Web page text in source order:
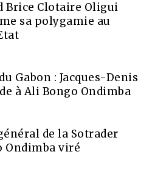
Brice Clotaire Oligui
sa polygamie au
Gabon : Jacques-Denis
à Ali Bongo Ondimba
de la Sotrader
Ondimba viré